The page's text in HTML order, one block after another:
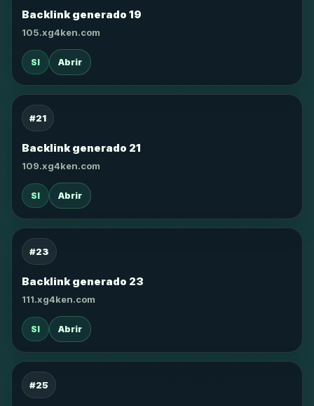
Backlink generado 19
105.xg4ken.com
SI Abrir
#21
Backlink generado 21
109.xg4ken.com
SI Abrir
#23
Backlink generado 23
111.xg4ken.com
SI Abrir
#25